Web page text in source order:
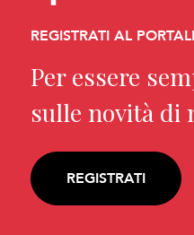
REGISTRATI AL
Per essere
sulle novità di
REGISTRATI